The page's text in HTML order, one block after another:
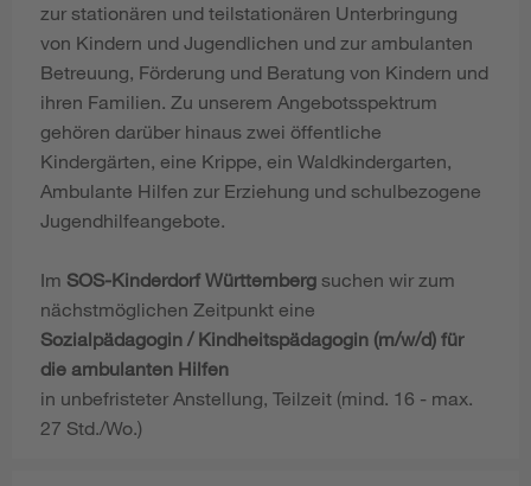
zur stationären und teilstationären Unterbringung
von Kindern und Jugendlichen und zur ambulanten
Betreuung, Förderung und Beratung von Kindern und
ihren Familien. Zu unserem Angebotsspektrum
gehören darüber hinaus zwei öffentliche
Kindergärten, eine Krippe, ein Waldkindergarten,
Ambulante Hilfen zur Erziehung und schulbezogene
Jugendhilfeangebote.
Im SOS-Kinderdorf Württemberg suchen wir zum
nächstmöglichen Zeitpunkt eine
Sozialpädagogin / Kindheitspädagogin (m/w/d) für
die ambulanten Hilfen
in unbefristeter Anstellung, Teilzeit (mind. 16 - max.
27 Std./Wo.)